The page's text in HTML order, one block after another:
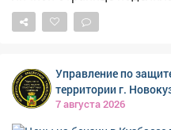
Екатерина Комарова. – Читала, что ремонтируют
лестницу на Пионерском.
действительно приведена
оставшаяся секция по-
Управление по
территории г.
7 августа 2026